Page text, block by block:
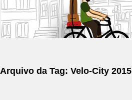
Arquivo da Tag: Velo-City 2015